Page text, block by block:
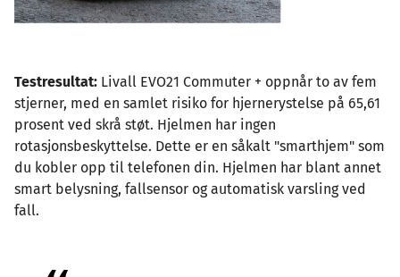
Testresultat: Livall EVO21 Commuter + oppnår to av fem
stjerner, med en samlet risiko for hjernerystelse på 65,61
prosent ved skrå støt. Hjelmen har ingen
rotasjonsbeskyttelse. Dette er en såkalt "smarthjem" som
du kobler opp til telefonen din. Hjelmen har blant annet
smart belysning, fallsensor og automatisk varsling ved
fall.